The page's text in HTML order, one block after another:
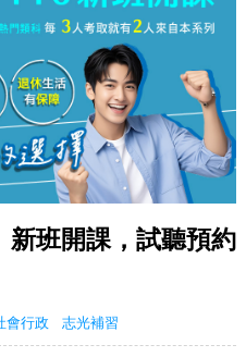
新班開課，試聽預約
會行政 志光補習